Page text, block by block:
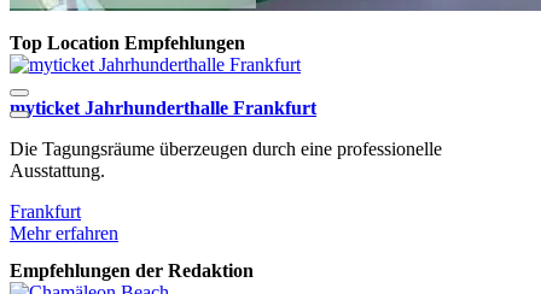
Top Location Empfehlungen
myticket Jahrhunderthalle Frankfurt
Die Tagungsräume überzeugen durch eine professionelle
Ausstattung.
Frankfurt
Mehr erfahren
Empfehlungen der Redaktion